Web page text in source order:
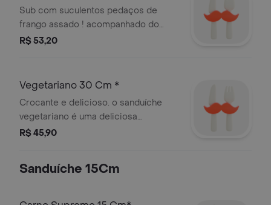
*
Sub com suculentos pedaços de
frango assado ! acompanhado do
delicioso molho caipira. e claro,
molho à base de maionese com
sabor defumado. no tamanho de
30cm, para você fazer como quiser!
R$ 53,20
Vegetariano 30 Cm *
Crocante e delicioso. o sanduíche
vegetariano é uma deliciosa
combinação dos seus vegetais
R$ 45,90
Sanduíche 15Cm